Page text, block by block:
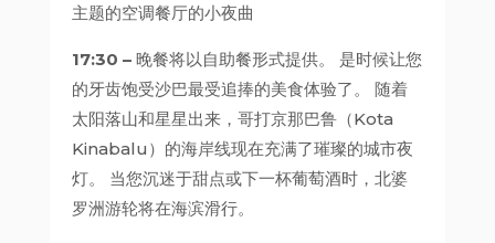
主题的空调餐厅的小夜曲
17:30 –晚餐将以自助餐形式提供。 是时候让您
的牙齿饱受沙巴最受追捧的美食体验了。 随着
太阳落山和星星出来，哥打京那巴鲁（Kota
Kinabalu）的海岸线现在充满了璀璨的城市夜
灯。 当您沉迷于甜点或下一杯葡萄酒时，北婆
罗洲游轮将在海滨滑行。